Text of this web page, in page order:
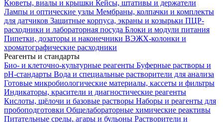
Кюветы, виалы и крышки Кейсы, штативы и держатели
Лампы и оптические узлы Мембраны, колпачки и комплекты
для датчиков Защитные корпуса, экраны и козырьки ПЦР-
расходники и лабораторная посуда Блоки и модули питания
Пипетки, дозаторы и наконечники ВЭЖХ-колонки и
хроматографические расходники
Реагенты и стандарты
Био- и клеточно-культурные реагенты Буферные растворы и
pH-стандарты Вода и специальные растворители для анализа
Готовые микробиологические материалы, кассеты и фильтры
Индикаторы, красители и диагностические реагенты
Кислоты, щёлочи и базовые растворы Наборы и реагенты для
пробоподготовки Общелабораторные химические реактивы
Питательные среды, агары и бульоны Растворители и